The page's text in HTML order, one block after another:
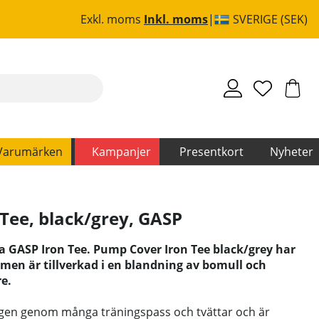
Exkl. moms Inkl. moms SVERIGE (SEK)
Kampanjer Presentkort Nyheter
black/grey, GASP
Iron Tee. Pump Cover Iron Tee black/grey har
är tillverkad i en blandning av bomull och
genom många träningspass och tvättar och är